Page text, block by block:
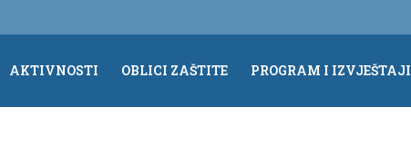
AKTIVNOSTI OBLICI ZAŠTITE PROGRAM I IZVJEŠTAJI